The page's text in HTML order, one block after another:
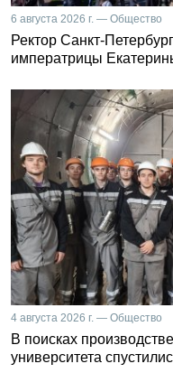
6 августа 2026 г. — Общество
Ректор Санкт-
императрицы
4 августа 2026 г. — Общество
В поисках
университета